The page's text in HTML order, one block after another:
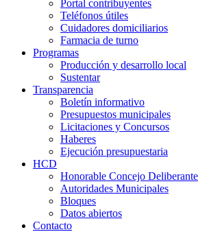
Portal contribuyentes
Teléfonos útiles
Cuidadores domiciliarios
Farmacia de turno
Programas
Producción y desarrollo local
Sustentar
Transparencia
Boletín informativo
Presupuestos municipales
Licitaciones y Concursos
Haberes
Ejecución presupuestaria
HCD
Honorable Concejo Deliberante
Autoridades Municipales
Bloques
Datos abiertos
Contacto